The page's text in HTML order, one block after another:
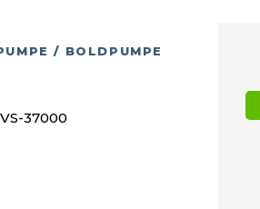
/ BOLDPUMPE
VS-37000